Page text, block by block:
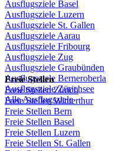
Ausflugsziele Basel
Ausflugsziele Luzern
Ausflugsziele St. Gallen
Ausflugsziele Aarau
Ausflugsziele Fribourg
Ausflugsziele Zug
Ausflugsziele Graubünden
Ausflugsziele Berneroberla
Ausflugsziele Zürichsee
Alle Ausflugsziele
Freie Stellen
Freie Stellen Zürich
Freie StellenWinterthur
Freie Stellen Bern
Freie Stellen Basel
Freie Stellen Luzern
Freie Stellen St. Gallen